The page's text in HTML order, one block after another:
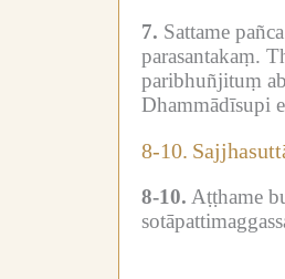
7. Sattame
parasantakaṃ.
paribhuñjituṃ
Dhammādīsupi
8-10.
8-10. Aṭṭhame